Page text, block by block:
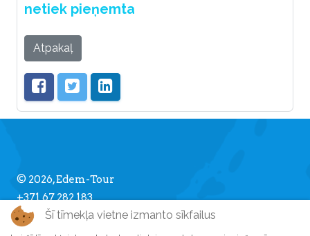
netiek pieņemta
Atpakaļ
© 2026, Edem-Tour
+371 67 282 183
info [] edemtour.lv
Šī tīmekļa vietne izmanto sīkfailus